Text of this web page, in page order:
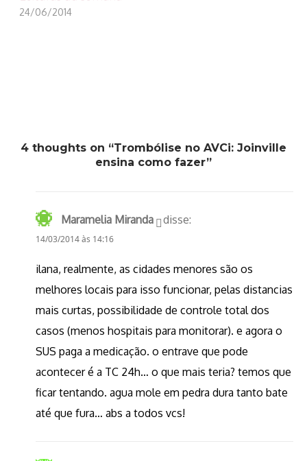
24/06/2014
4 thoughts on “Trombólise no AVCi: Joinville
ensina como fazer”
Maramelia Miranda disse:
14/03/2014 às 14:16
ilana, realmente, as cidades menores são os
melhores locais para isso funcionar, pelas distancias
mais curtas, possibilidade de controle total dos
casos (menos hospitais para monitorar). e agora o
SUS paga a medicação. o entrave que pode
acontecer é a TC 24h… o que mais teria? temos que
ficar tentando. agua mole em pedra dura tanto bate
até que fura… abs a todos vcs!